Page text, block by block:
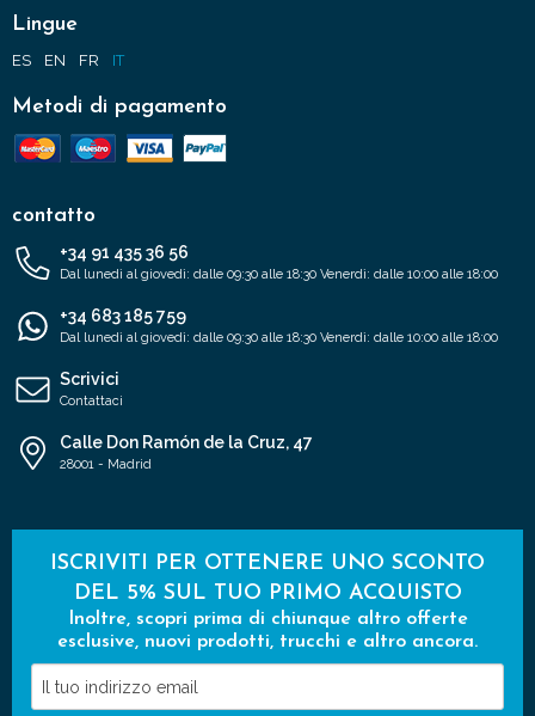
Lingue
ES EN FR IT
Metodi di pagamento
contatto
+34 91 435 36 56
Dal lunedì al giovedì: dalle 09:30 alle 18:30 Venerdì: dalle 10:00 alle 18:00
+34 683 185 759
Dal lunedì al giovedì: dalle 09:30 alle 18:30 Venerdì: dalle 10:00 alle 18:00
Scrivici
Contattaci
Calle Don Ramón de la Cruz, 47
28001 - Madrid
ISCRIVITI PER OTTENERE UNO SCONTO
DEL 5% SUL TUO PRIMO ACQUISTO
Inoltre, scopri prima di chiunque altro offerte
esclusive, nuovi prodotti, trucchi e altro ancora.
tuo